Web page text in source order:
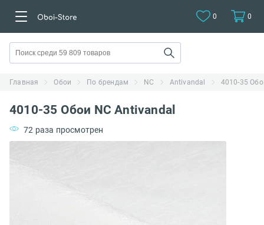
0 0
Главная Обои По брендам NC Antivandal 4010-35
4010-35 Обои NC Antivandal
72 раза просмотрен